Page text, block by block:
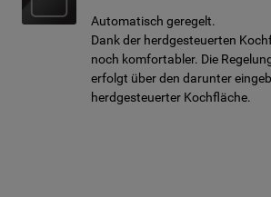
Automatisch geregelt.
Dank der herdgesteuerten
noch komfortabler. Die
erfolgt über den darunter
herdgesteuerter Kochfläche.